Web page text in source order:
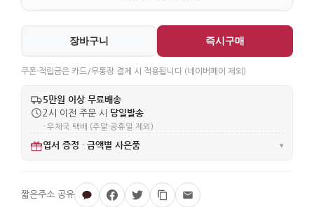
장바구니 즉시구매
쿠폰·적립금은 카드/무통장 결제 시 적용됩니다 (네이버페이 제외)
5만원 이상 무료배송
2시 이전 주문 시 당일발송
· 우체국 택배 (주말·공휴일 제외)
엽서 증정 · 금액별 사은품 ▾